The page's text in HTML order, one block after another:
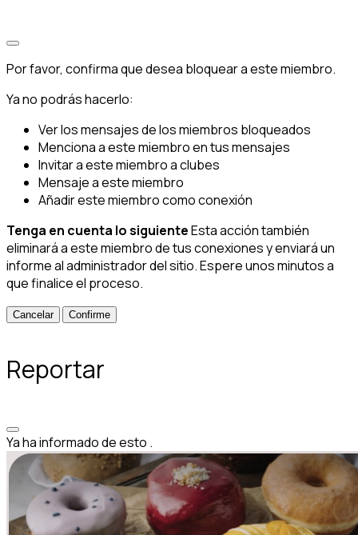
Por favor, confirma que desea bloquear a este miembro.
Ya no podrás hacerlo:
Ver los mensajes de los miembros bloqueados
Menciona a este miembro en tus mensajes
Invitar a este miembro a clubes
Mensaje a este miembro
Añadir este miembro como conexión
Tenga en cuenta lo siguienteEsta acción también
eliminará a este miembro de tus conexiones y enviará un
informe al administrador del sitio. Espere unos minutos a
que finalice el proceso.
Confirme
Reportar
Ya ha informado de esto .